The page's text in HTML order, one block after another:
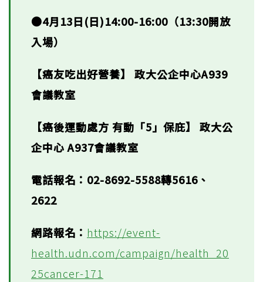
●4月13日(日)14:00-16:00（13:30開放
入場）
【癌友吃出好營養】 政大公企中心A939
會議教室
【癌後運動處方 有動「5」保庇】 政大公
企中心 A937會議教室
電話報名：02-8692-5588轉5616、
2622
網路報名： https://event-
health.udn.com/campaign/health_20
25cancer-171